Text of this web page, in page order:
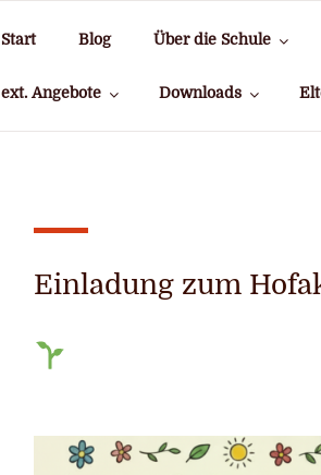
Start Blog Über die Schule
ext. Angebote Downloads
Einladung zum